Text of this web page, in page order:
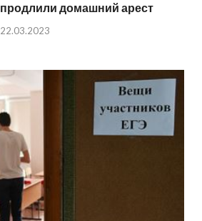
продлили домашний арест
22.03.2023